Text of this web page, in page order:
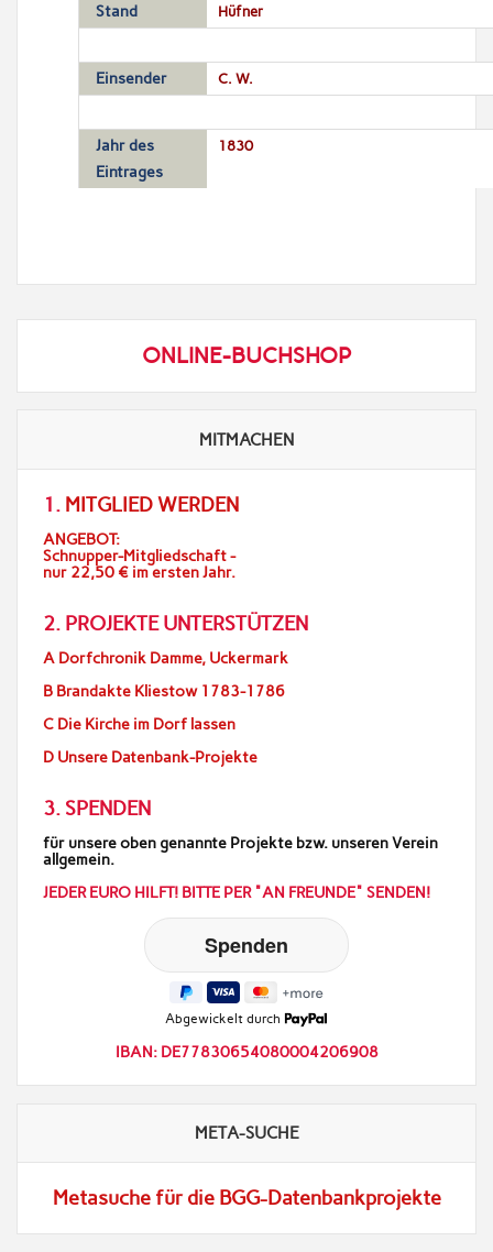
Stand Hüfner
Einsender C. W.
Jahr des
Eintrages
1830
ONLINE-BUCHSHOP
MITMACHEN
1. MITGLIED WERDEN
ANGEBOT:
Schnupper-Mitgliedschaft -
nur 22,50 € im ersten Jahr.
2. PROJEKTE UNTERSTÜTZEN
A Dorfchronik Damme, Uckermark
B Brandakte Kliestow 1783-1786
C Die Kirche im Dorf lassen
D Unsere Datenbank-Projekte
3. SPENDEN
für unsere oben genannte Projekte bzw. unseren Verein
allgemein.
JEDER EURO HILFT! BITTE PER "AN FREUNDE" SENDEN!
Abgewickelt durch
IBAN: DE77830654080004206908
META-SUCHE
Metasuche für die BGG-Datenbankprojekte